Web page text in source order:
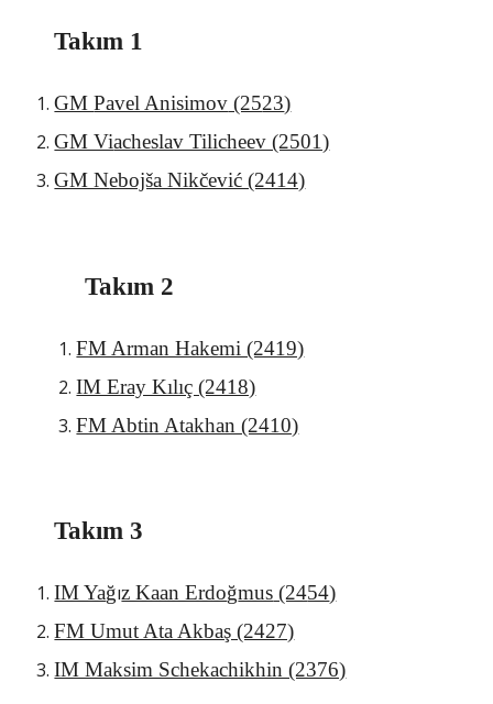
Takım 1
GMPavel Anisimov (2523)
GM Viacheslav Tilicheev (2501)
GM Nebojša Nikčević (2414)
Takım 2
FM Arman Hakemi (2419)
IM Eray Kılıç (2418)
FM Abtin Atakhan (2410)
Takım 3
IM Yağız Kaan Erdoğmus (2454)
FM Umut Ata Akbaş (2427)
IM Maksim Schekachikhin (2376)